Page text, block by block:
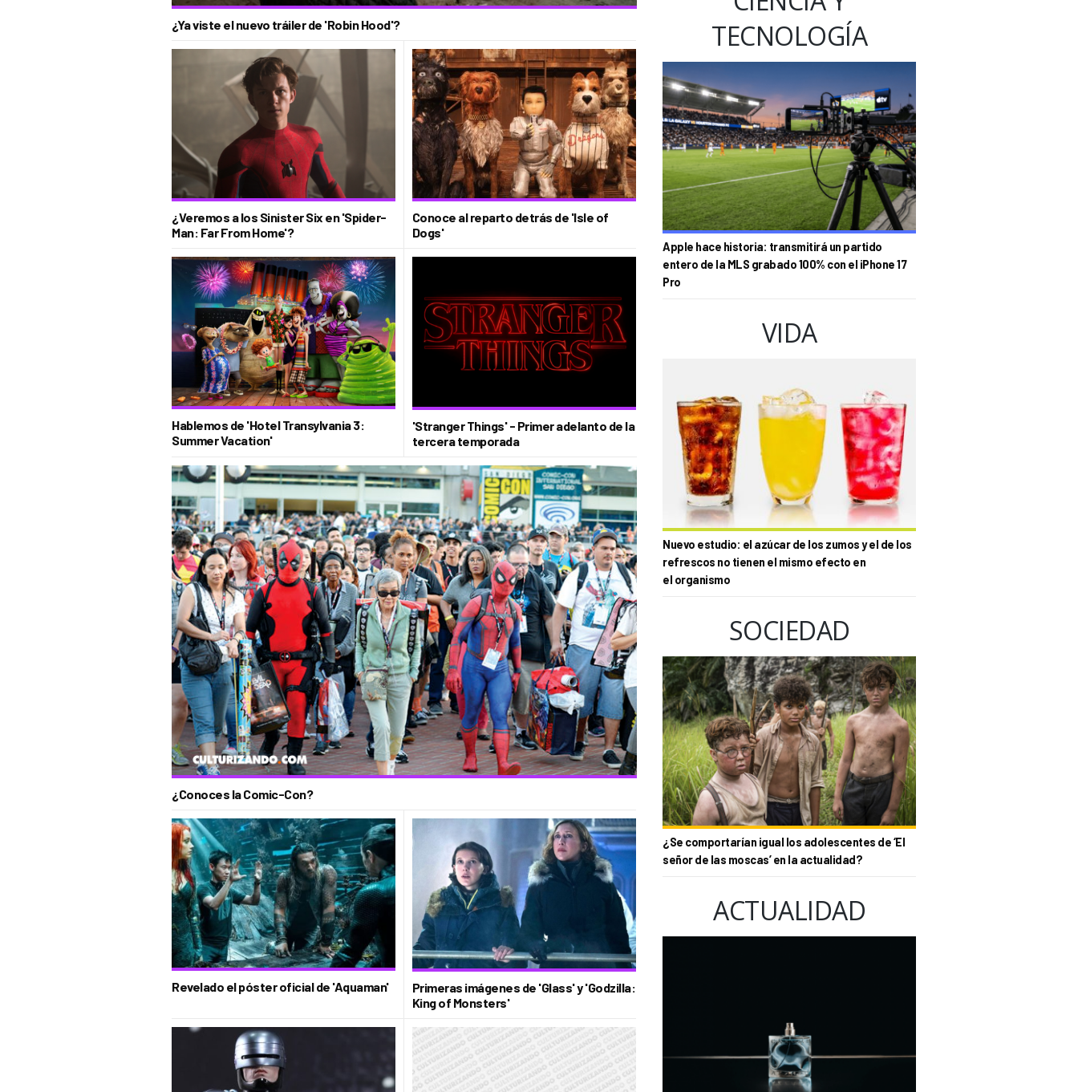
¿Ya viste el nuevo tráiler de 'Robin Hood'?
¿Veremos a los Sinister Six en 'Spider-
Man: Far From Home'?
Conoce al reparto detrás de 'Isle of
Dogs'
Hablemos de 'Hotel Transylvania 3:
Summer Vacation'
'Stranger Things' - Primer adelanto de la
tercera temporada
¿Conoces la Comic-Con?
Revelado el póster oficial de 'Aquaman'
Primeras imágenes de 'Glass' y 'Godzilla:
King of Monsters'
TECNOLOGÍA
Apple hace historia: transmitirá un partido
entero de la MLS grabado 100% con el iPhone 17
Pro
VIDA
Nuevo estudio: el azúcar de los zumos y el de los
refrescos no tienen el mismo efecto en
el organismo
SOCIEDAD
¿Se comportarían igual los adolescentes de ‘El
señor de las moscas’ en la actualidad?
ACTUALIDAD